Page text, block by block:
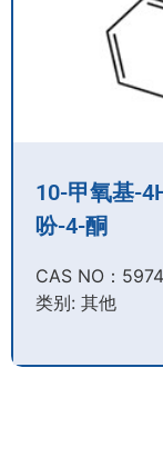
10-甲氧基-
吩-4-酮
CAS NO：
类别: 其他